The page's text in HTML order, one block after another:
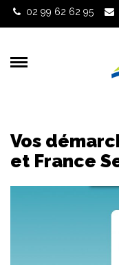
Gestion des traceurs
02 99 62 62 95
Vos
et France